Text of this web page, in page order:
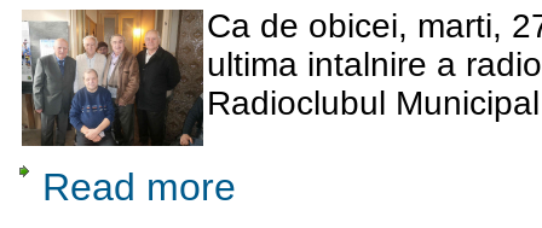
Ca de obicei, marti,
ultima intalnire a
Radioclubul
Read more